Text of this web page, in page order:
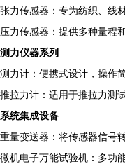
张力传感器：专为纺织、线
压力传感器：提供多种量程
测力仪器系列
测力计：便携式设计，操作
推拉力计：适用于推拉力测
系统集成设备
重量变送器：将传感器信号
微机电子万能试验机：多功